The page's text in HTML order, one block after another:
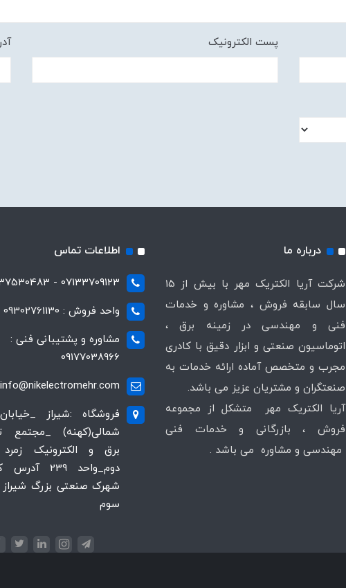
پست الکترونیک
درباره ما
شرکت آریا الکتریک مهر با بیش از 15
سال سابقه فروش ، مشاوره و خدمات
فنی و مهندسی در زمینه برق ،
اتوماسیون صنعتی و ابزار دقیق با کادری
مجرب و متخصص آماده ارائه خدمات به
صنعتگران و مشتریان عزیز می باشد.
آریا الکتریک مهر متشکل از مجموعه
فروش ، بازرگانی و خدمات فنی
مهندسی و مشاوره می باشد .
اطلاعات تماس
07133709123 - 07137530483
واحد فروش : 09302761130
مشاوره و پشتیبانی فنی :
09177038966
info@nikelectromehr.com
فروشگاه :شیراز
شمالی(کهنه)
برق و الکترونیک
دوم_واحد 239
شهرک صنعتی بزرگ شیراز
سوم